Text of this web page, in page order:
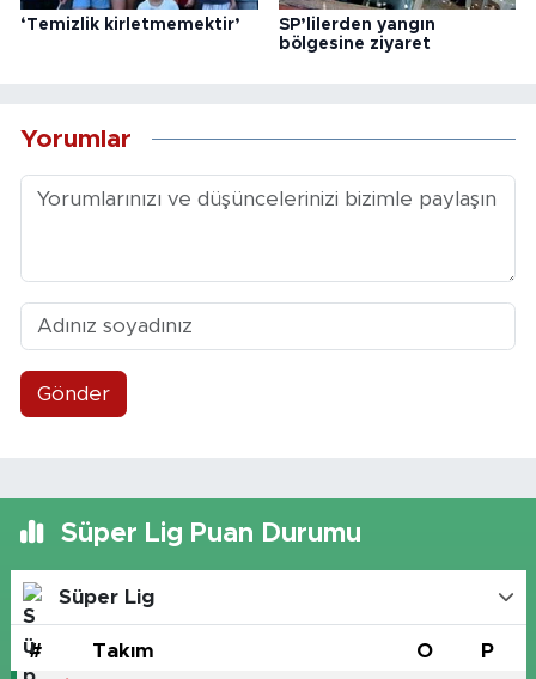
‘Temizlik kirletmemektir’
SP’lilerden yangın
bölgesine ziyaret
Yorumlar
Gönder
Süper Lig Puan Durumu
Süper Lig
# Takım O P